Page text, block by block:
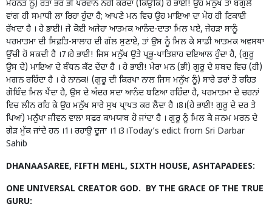
ਮੇਹਨਤ ਨੂੰ) ਰਤਾ ਭਰ ਭੀ ਪਰਵਾਨ ਨਹੀਂ ਕਰਦਾ (ਕਿਉਂਕਿ) ਹੇ ਭਾਈ! ਉਹ ਮਨੁੱਖ ਤਾਂ ਬਗੁਲੇ
ਵਾਂਗ ਹੀ ਸਮਾਧੀ ਲਾ ਰਿਹਾ ਹੁੰਦਾ ਹੈ; ਆਪਣੇ ਮਨ ਵਿਚ ਉਹ ਮਾਇਆ ਦਾ ਮੋਹ ਹੀ ਟਿਕਾਈ
ਰੱਖਦਾ ਹੈ । ਹੇ ਭਾਈ! ਜੇ ਕੋਈ ਅਜੇਹਾ ਆਤਮਕ ਆਨੰਦ-ਦਾਤਾ ਮਿਲ ਪਏ, ਜੇਹੜਾ ਸਾਨੂੰ
ਪਰਮਾਤਮਾ ਦੀ ਸਿਫ਼ਤਿ-ਸਾਲਾਹ ਦੀ ਗੱਲ ਸੁਣਾਏ, ਤਾਂ ਉਸ ਨੂੰ ਮਿਲ ਕੇ ਸਾਡੀ ਆਤਮਕ ਅਵਸਥਾ
ਉੱਚੀ ਹੋ ਸਕਦੀ ਹੈ ।7।ਹੇ ਭਾਈ! ਜਿਸ ਮਨੁੱਖ ਉਤੇ ਪ੍ਰਭੂ-ਪਾਤਿਸ਼ਾਹ ਦਇਆਲ ਹੁੰਦਾ ਹੈ, (ਗੁਰੂ
ਉਸ ਦੇ) ਮਾਇਆ ਦੇ ਬੰਧਨ ਕੱਟ ਦੇਂਦਾ ਹੈ । ਹੇ ਭਾਈ! ਮੇਰਾ ਮਨ (ਭੀ) ਗੁਰੂ ਦੇ ਸ਼ਬਦ ਵਿਚ (ਹੀ)
ਮਗਨ ਰਹਿੰਦਾ ਹੈ । ਹੇ ਨਾਨਕ! (ਗੁਰੂ ਦੀ ਕਿਰਪਾ ਨਾਲ ਜਿਸ ਮਨੁੱਖ ਨੂੰ) ਸਾਰੇ ਡਰਾਂ ਤੋਂ ਰਹਿਤ
ਗੋਬਿੰਦ ਮਿਲ ਪੈਂਦਾ ਹੈ, ਉਸ ਦੇ ਅੰਦਰ ਸਦਾ ਆਨੰਦ ਬਣਿਆ ਰਹਿੰਦਾ ਹੈ, ਪਰਮਾਤਮਾ ਦੇ ਚਰਨਾਂ
ਵਿਚ ਲੀਨ ਰਹਿ ਕੇ ਉਹ ਮਨੁੱਖ ਸਾਰੇ ਸੁਖ ਪ੍ਰਾਪਤ ਕਰ ਲੈਂਦਾ ਹੈ ।8।(ਹੇ ਭਾਈ! ਗੁਰੂ ਦੇ ਦਰ ਤੇ
ਪਿਆਂ) ਮਨੁੱਖਾ ਜੀਵਨ ਵਾਲਾ ਸਫ਼ਰ ਕਾਮਯਾਬ ਹੋ ਜਾਂਦਾ ਹੈ । ਗੁਰੂ ਨੂੰ ਮਿਲ ਕੇ ਜਨਮ ਮਰਨ ਦੇ
ਗੇੜ ਮੁੱਕ ਜਾਂਦੇ ਹਨ ।1। ਰਹਾਉ ਦੂਜਾ ।1।3।Today’s edict from Sri Darbar
Sahib
DHANAASAREE, FIFTH MEHL, SIXTH HOUSE, ASHTAPADEES:
ONE UNIVERSAL CREATOR GOD. BY THE GRACE OF THE TRUE
GURU: